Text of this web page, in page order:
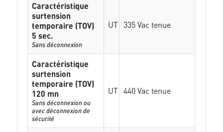
Caractéristique
surtension
temporaire (TOV)
5 sec.
Sans déconnexion
UT 335 Vac tenue
Caractéristique
surtension
temporaire (TOV)
120 mn
Sans déconnexion ou
avec déconnexion de
sécurité
UT 440 Vac tenue